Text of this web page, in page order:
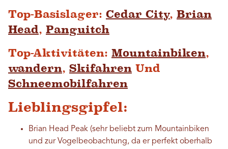
Top-Basislager: Cedar City, Brian
Head, Panguitch
Top-Aktivitäten: Mountainbiken,
wandern, Skifahren Und
Schneemobilfahren
Lieblingsgipfel:
Brian Head Peak (sehr beliebt zum Mountainbiken
und zur Vogelbeobachtung, da er perfekt oberhalb